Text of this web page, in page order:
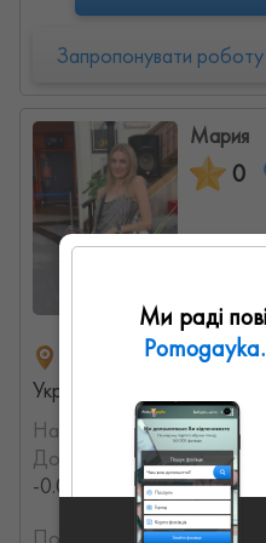
Запропонувати роботу
Мария
0
ул. Рымарская, 4,
Украина
На порталі з:14.08.2021
Досвід роботи:с 2018
-0.014750821254708
Ми раді